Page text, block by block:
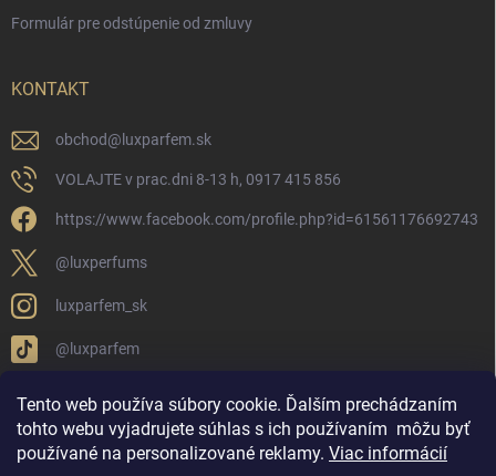
Tento web používa súbory cookie. Ďalším prechádzaním
tohto webu vyjadrujete súhlas s ich používaním môžu byť
používané na personalizované reklamy. Viac informácií
Formulár pre odstúpenie od zmluvy
KONTAKT
obchod@ luxparfem.sk
VOLAJTE v prac.dni 8-13 h, 0917 415 856
https://www.facebook.com/profile.php?id=61561176692743
@luxperfums
luxparfem_sk
@luxparfem
LUX PARFÉM NOVÁKY
Lux Parfém Skupina na FB
Lux Parfum - Česká Republika
Lux Parfumok - Hungary